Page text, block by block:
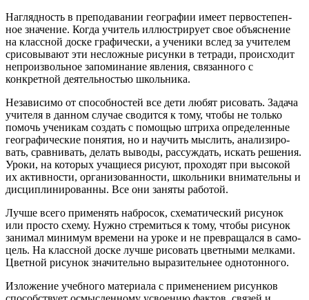
Наглядность в преподавании географии имеет первостепен­
ное значение. Когда учитель иллюстрирует свое объяснение
на классной доске графически, а ученики вслед за учителем
срисовывают эти несложные рисунки в тетради, происходит
не­произвольное запоминание явления, связанного с
конкретной деятельностью школьника.
Независимо от способностей все дети любят рисовать. Зада­ча
учителя в данном случае сводится к тому, чтобы не только
помочь ученикам создать с помощью штриха определенные
географические понятия, но и научить мыслить, анализиро­
вать, сравнивать, делать выводы, рассуждать, искать решения.
Уроки, на которых учащиеся рисуют, проходят при высокой
их активности, организованности, школьники внимательны и
дисциплинированны. Все они заняты работой.
Лучше всего применять набросок, схематический рисунок
или просто схему. Нужно стремиться к тому, чтобы рисунок
занимал минимум времени на уроке и не превращался в само­
цель. На классной доске лучше рисовать цветными мелками.
Цветной рисунок значительно выразительнее однотонного.
Изложение учебного материала с применением рисунков